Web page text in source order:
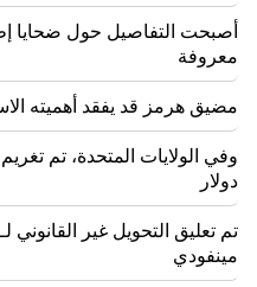
أصبحت التفاصيل حول ضحايا
معروفة
مضيق هرمز قد يفقد أهميته
دولار
مينفودي